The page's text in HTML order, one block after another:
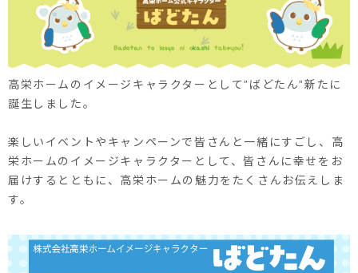
高栄ホームのイメージキャラクターとして”ばどたん”新たに
誕生しました。
楽しいイベントやキャンペーンで皆さんと一緒にすごし、高
栄ホームのイメージキャラクターとして、皆さんに幸せをお
届けするとともに、高栄ホームの魅力をたくさんお伝えしま
す。